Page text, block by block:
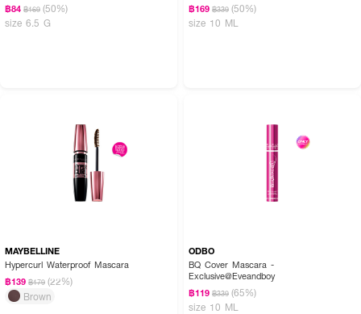
฿84 ฿169 (50%)
size 6.5 G
฿169 ฿339 (50%)
size 10 ML
MAYBELLINE
Hypercurl Waterproof Mascara
฿139 ฿179 (22%)
Brown
ODBO
BQ Cover Mascara -
Exclusive@Eveandboy
฿119 ฿339 (65%)
size 10 ML